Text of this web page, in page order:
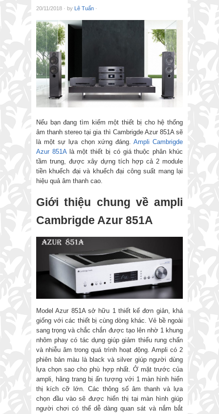
20/11/2018 · by Lê Tuấn ·
Nếu bạn đang tìm kiếm một thiết bị cho hệ thống
âm thanh stereo tại gia thì Cambrigde Azur 851A sẽ
là một sự lựa chọn xứng đáng. Ampli Cambrigde
Azur 851Alà một thiết bị có giá thuộc phân khúc
tầm trung, được xây dựng tích hợp cả 2 module
tiền khuếch đại và khuếch đại công suất mang lại
hiệu quả âm thanh cao.
Giới thiệu chung về ampli
Cambrigde Azur 851A
Model Azur 851A sở hữu 1 thiết kế đơn giản, khá
giống với các thiết bị cùng dòng khác. Vẻ bề ngoài
sang trọng và chắc chắn được tạo lên nhờ 1 khung
nhôm phay có tác dụng giúp giảm thiểu rung chấn
và nhiễu âm trong quá trình hoạt động. Ampli có 2
phiên bản màu là black và silver giúp người dùng
lựa chọn sao cho phù hợp nhất. Ở mặt trước của
ampli, hãng trang bị ấn tượng với 1 màn hình hiển
thị kích cỡ lớn. Các thông số âm thanh và lựa
chọn đầu vào sẽ được hiển thị tại màn hình giúp
người chơi có thể dễ dàng quan sát và nắm bắt